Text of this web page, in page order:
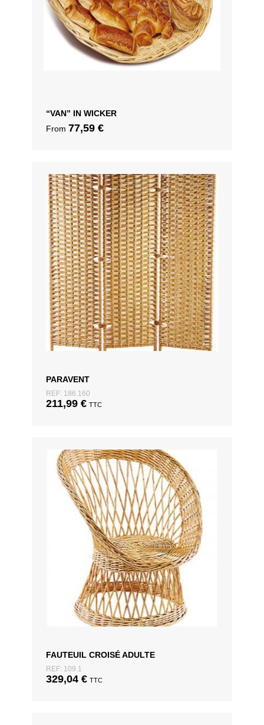
“VAN” IN WICKER
From 77,59 €
PARAVENT
REF: 186.160
211,99 € TTC
FAUTEUIL CROISÉ ADULTE
REF: 109.1
329,04 € TTC